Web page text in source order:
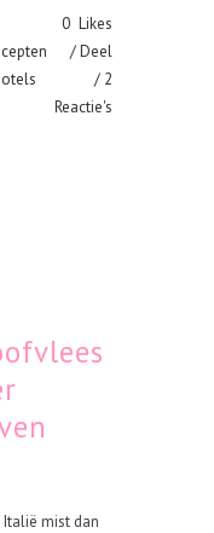
0 Likes
Deel
2
Reactie's
Italië mist dan